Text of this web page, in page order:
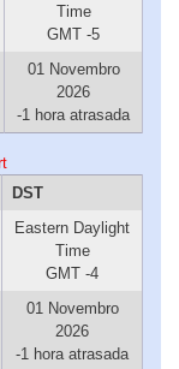
Time
GMT -5
01 Novembro
2026
-1 hora atrasada
DST
Eastern Daylight
Time
GMT -4
01 Novembro
2026
-1 hora atrasada